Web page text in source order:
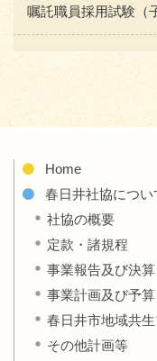
嘱託職員採用試験（
Home
春日井社協につい
社協の概要
定款・諸規程
事業報告及び決算
事業計画及び予算
春日井市地域共
その他計画等